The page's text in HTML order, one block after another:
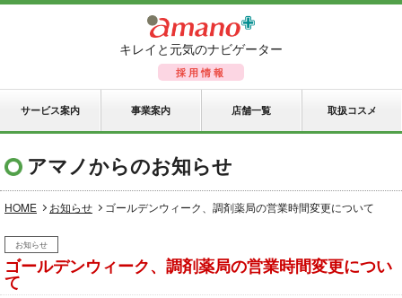
キレイと元気のナビゲーター
採用情報
サービス案内 事業案内 店舗一覧 取扱コスメ
アマノからのお知らせ
HOME お知らせ ゴールデンウィーク、調剤薬局の営業時間変更について
お知らせ
ゴールデンウィーク、調剤薬局の営業時間変更につい
て